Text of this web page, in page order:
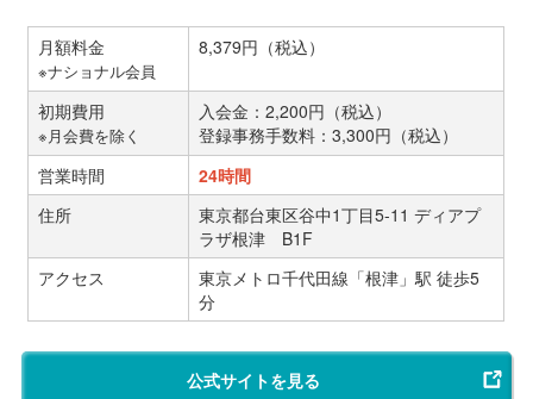
月額料金
※ナショナル会員
8,379円（税込）
初期費用
※月会費を除く
入会金：2,200円（税込）
登録事務手数料：3,300円（税込）
営業時間
24時間
住所
東京都台東区谷中1丁目5-11 ディアプ
ラザ根津 B1F
アクセス
東京メトロ千代田線「根津」駅 徒歩5
分
公式サイトを見る